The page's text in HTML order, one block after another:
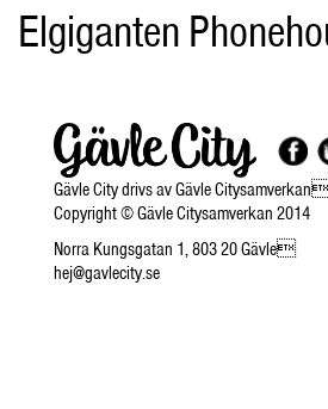
Elgiganten
Gävle City drivs av Gävle
Copyright © Gävle Citysamverkan 2014
Norra Kungsgatan 1, 803 20 Gävle
hej@gavlecity.se